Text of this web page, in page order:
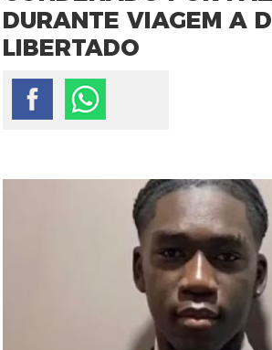
DURANTE VIAGEM A
LIBERTADO